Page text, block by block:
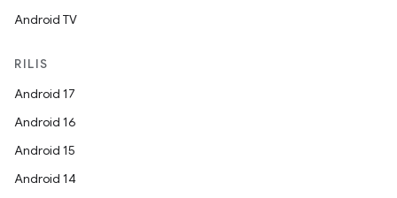
Android TV
RILIS
Android 17
Android 16
Android 15
Android 14